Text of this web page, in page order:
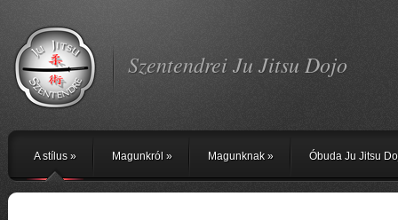
Szentendrei Ju Jitsu Dojo
A stílus» Magunkról » Magunknak» Óbuda Ju Jitsu